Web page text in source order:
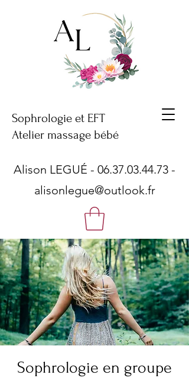
Sophrologie et EFT
Atelier massage bébé
Alison LEGUÉ - 06.37.03.44.73 -
alisonlegue@outlook.fr
Sophrologie en groupe